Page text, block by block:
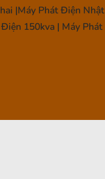
|Máy Phát Điện Nhật
150kva | Máy Phát